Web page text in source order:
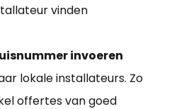
vinden
invoeren
lokale installateurs. Zo
offertes van goed